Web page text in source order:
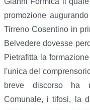
promozione
Tirreno Cosentino in
Belvedere dovesse
Pietrafitta la
l'unica del
breve discorso ha
Comunale, i tifosi, la